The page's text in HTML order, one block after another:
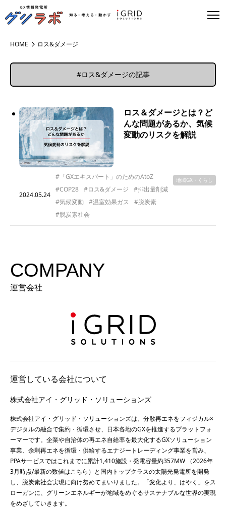
HOME ロス&ダメージ
#ロス&ダメージの記事
ロス＆ダメージとは？ど
んな問題があるか、気候
変動のリスクを解説
2024.05.24
#「GXエキスパート」のためのAtoZ
#COP28
#ロス&ダメージ
#排出量削減
#気候変動
#温室効果ガス
#脱炭素
#脱炭素社会
地域GX・くらし
COMPANY
運営会社
運営している会社について
株式会社アイ・グリッド・ソリューションズ
株式会社アイ・グリッド・ソリューションズは、分散再エネをフィジカル×
デジタルの融合で集約・循環させ、日本各地のGXを推進するプラットフォ
ーマーです。企業や自治体の再エネ自給率を最大化するGXソリューション
事業、余剰再エネを循環・供給するエナジートレーディング事業を営み、
PPAサービスではこれまでに累計1,410施設・発電容量約357MW （2026年
3月時点/最新の数値はこちら ）と国内トップクラスの太陽光発電所を開発
し、脱炭素社会実現に向け努めてまいりました。「変化より、はやく」をス
ローガンに、グリーンエネルギーが地域をめぐるサステナブルな世界の実現
をめざしていきます。